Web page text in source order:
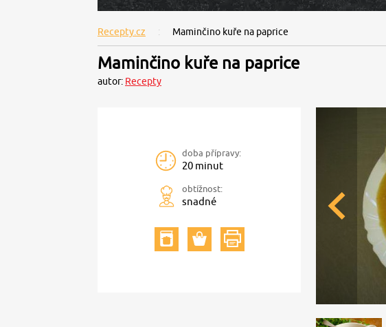
Recepty.cz Maminčino kuře na paprice
Maminčino kuře na paprice
autor: Recepty
doba přípravy:
20 minut
obtížnost:
snadné